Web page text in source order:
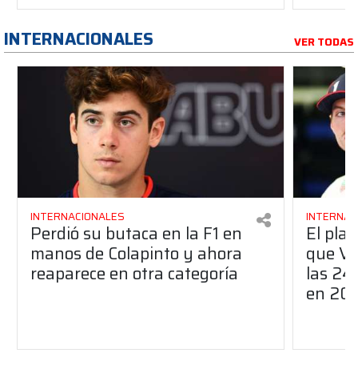
INTERNACIONALES VER TODAS
INTERNACIONALES
Perdió su butaca en la F1 en
manos de Colapinto y ahora
reaparece en otra categoría
El
que
las
en